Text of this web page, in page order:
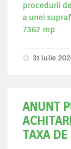
procedurii
a unei
7362 mp
31 iulie
ANUNT
TAXA DE